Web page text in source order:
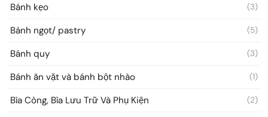
Bánh kẹo (3)
Bánh ngọt/ pastry (5)
Bánh quy (3)
Bánh ăn vặt và bánh bột nhào (1)
Bìa Còng, Bìa Lưu Trữ Và Phụ Kiện (2)